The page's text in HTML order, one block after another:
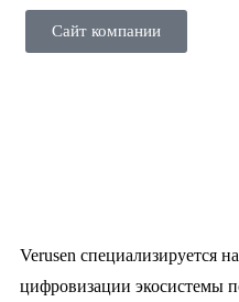
Сайт компании
Verusen специализируется
цифровизации экосистемы